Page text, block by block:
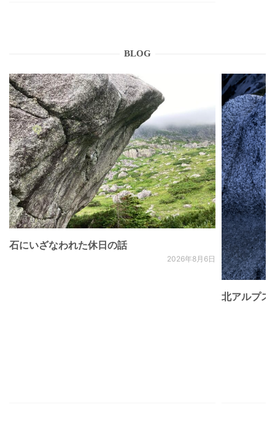
BLOG
石にいざなわれた休日の話
2026年8月6日
北アルプ